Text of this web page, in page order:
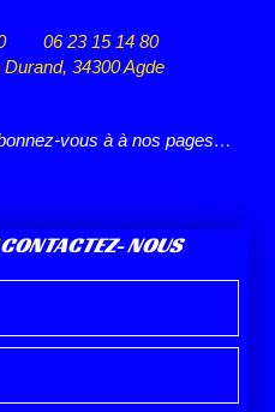
06 23 15 14 80
34300 Agde
vous à à nos pages…
NOUS